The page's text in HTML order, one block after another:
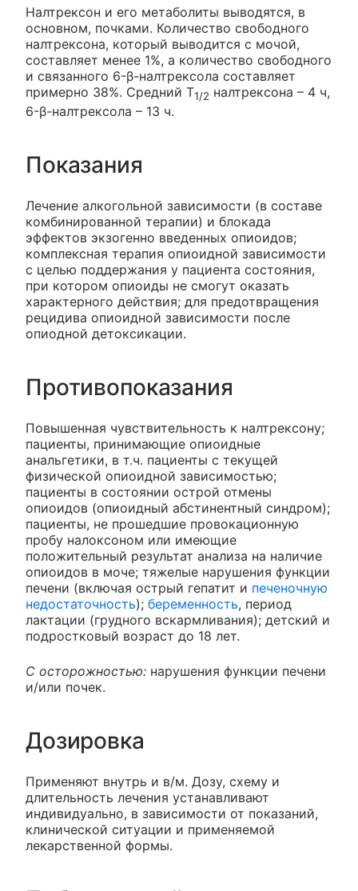
Налтрексон и его метаболиты выводятся, в
основном, почками. Количество свободного
налтрексона, который выводится с мочой,
составляет менее 1%, а количество свободного
и связанного 6-β-налтрексола составляет
примерно 38%. Средний T1/2 налтрексона – 4 ч,
6-β-налтрексола – 13 ч.
Показания
Лечение алкогольной зависимости (в составе
комбинированной терапии) и блокада
эффектов экзогенно введенных опиоидов;
комплексная терапия опиоидной зависимости
с целью поддержания у пациента состояния,
при котором опиоиды не смогут оказать
характерного действия; для предотвращения
рецидива опиоидной зависимости после
опиодной детоксикации.
Противопоказания
Повышенная чувствительность к налтрексону;
пациенты, принимающие опиоидные
анальгетики, в т.ч. пациенты с текущей
физической опиоидной зависимостью;
пациенты в состоянии острой отмены
опиоидов (опиоидный абстинентный синдром);
пациенты, не прошедшие провокационную
пробу налоксоном или имеющие
положительный результат анализа на наличие
опиоидов в моче; тяжелые нарушения функции
печени (включая острый гепатит и печеночную
недостаточность); беременность, период
лактации (грудного вскармливания); детский и
подростковый возраст до 18 лет.
С осторожностью: нарушения функции печени
и/или почек.
Дозировка
Применяют внутрь и в/м. Дозу, схему и
длительность лечения устанавливают
индивидуально, в зависимости от показаний,
клинической ситуации и применяемой
лекарственной формы.